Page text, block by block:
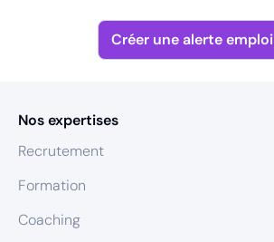
Créer une alerte emploi
Nos expertises
Recrutement
Formation
Coaching